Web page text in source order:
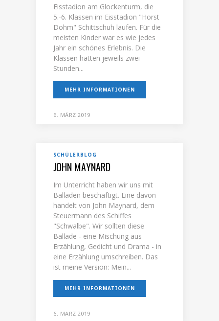
Eisstadion am Glockenturm, die
5.-6. Klassen im Eisstadion "Horst
Dohm" Schittschuh laufen. Für die
meisten Kinder war es wie jedes
Jahr ein schönes Erlebnis. Die
Klassen hatten jeweils zwei
Stunden...
MEHR INFORMATIONEN
6. MÄRZ 2019
SCHÜLERBLOG
JOHN MAYNARD
Im Unterricht haben wir uns mit
Balladen beschäftigt. Eine davon
handelt von John Maynard, dem
Steuermann des Schiffes
"Schwalbe". Wir sollten diese
Ballade - eine Mischung aus
Erzählung, Gedicht und Drama - in
eine Erzählung umschreiben. Das
ist meine Version: Mein...
MEHR INFORMATIONEN
6. MÄRZ 2019